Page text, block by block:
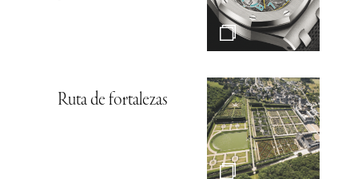
Ruta de fortalezas